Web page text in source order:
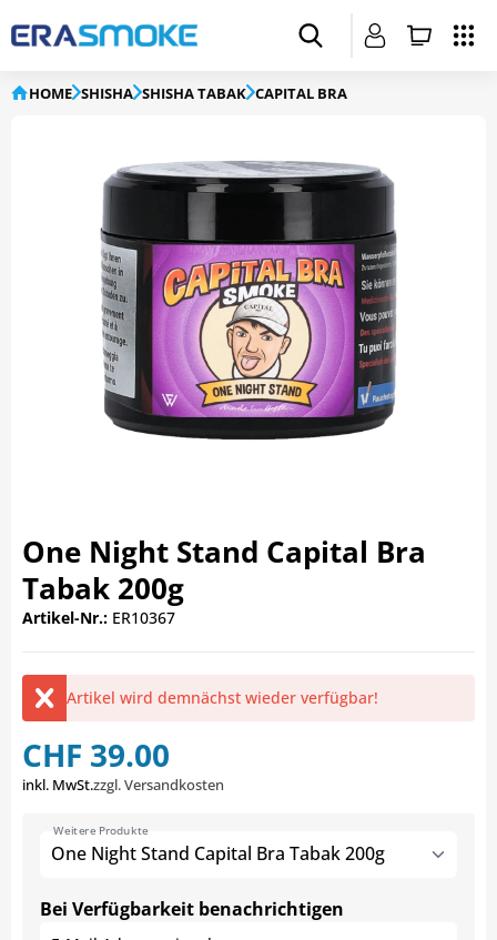
HOME SHISHA SHISHA TABAK CAPITAL BRA
One Night Stand Capital Bra
Tabak 200g
Artikel-Nr.: ER10367
Artikel wird demnächst wieder verfügbar!
CHF 39.00
inkl. MwSt.zzgl. Versandkosten
One Night Stand Capital Bra Tabak 200g
Weitere Produkte
Bei Verfügbarkeit benachrichtigen